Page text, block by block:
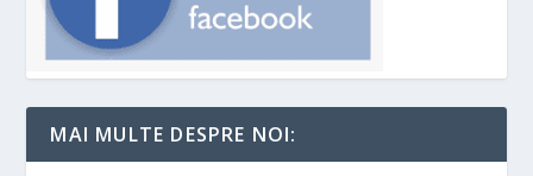
MAI MULTE DESPRE NOI: